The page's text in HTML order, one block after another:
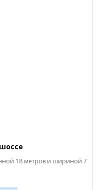
18 метров и шириной 7